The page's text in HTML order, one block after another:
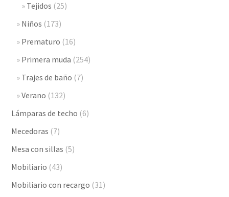
Tejidos (25)
Niños (173)
Prematuro (16)
Primera muda (254)
Trajes de baño (7)
Verano (132)
Lámparas de techo (6)
Mecedoras (7)
Mesa con sillas (5)
Mobiliario (43)
Mobiliario con recargo (31)